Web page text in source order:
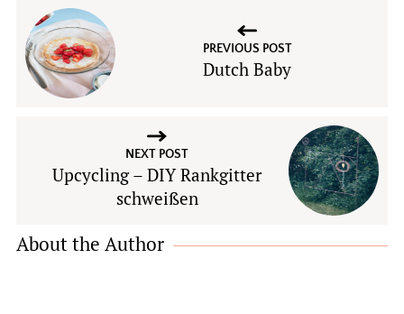
PREVIOUS POST
Dutch Baby
NEXT POST
Upcycling – DIY Rankgitter
schweißen
About the Author